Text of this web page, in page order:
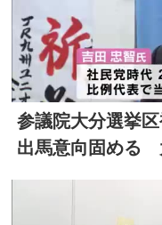
参議院大分選挙
出馬意向固める